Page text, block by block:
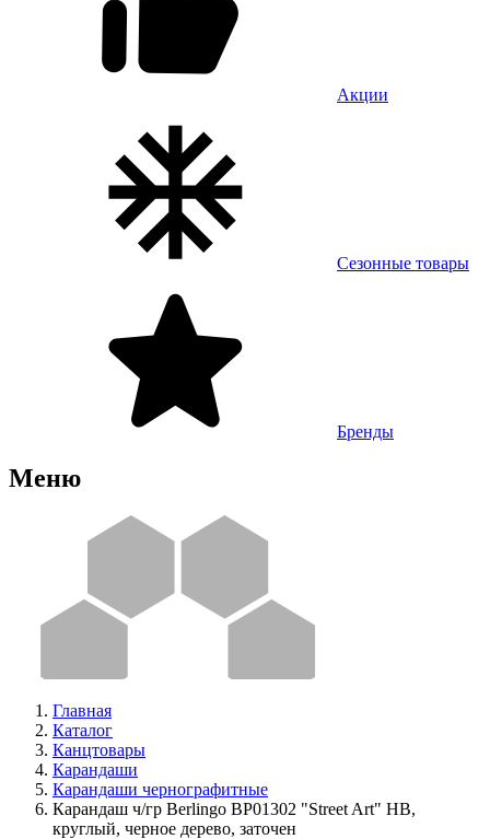
Акции
Сезонные товары
Бренды
Меню
Главная
Каталог
Канцтовары
Карандаши
Карандаши чернографитные
Карандаш ч/гр Berlingo BP01302 "Street Art" HB,
круглый, черное дерево, заточен